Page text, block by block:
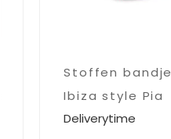
Stoffen bandje
Ibiza style Pia
Deliverytime